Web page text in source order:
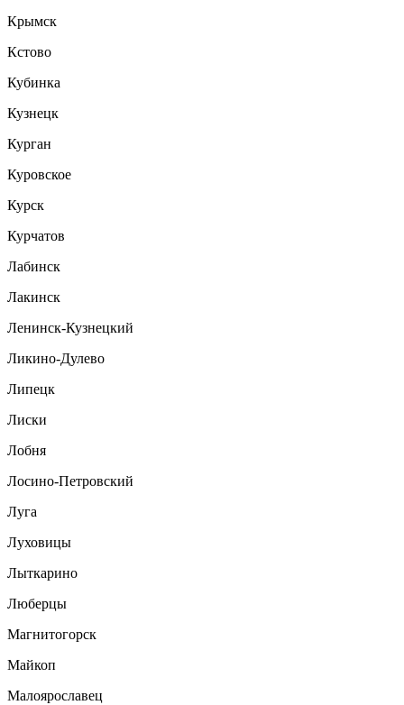
Крымск
Кстово
Кубинка
Кузнецк
Курган
Куровское
Курск
Курчатов
Лабинск
Лакинск
Ленинск-Кузнецкий
Ликино-Дулево
Липецк
Лиски
Лобня
Лосино-Петровский
Луга
Луховицы
Лыткарино
Люберцы
Магнитогорск
Майкоп
Малоярославец